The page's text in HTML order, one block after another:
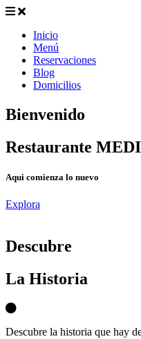
Inicio
Menú
Reservaciones
Blog
Domicilios
Bienvenido
Restaurante
Aqui comienza lo nuevo
Explora
Descubre
La Historia
Descubre la historia que hay